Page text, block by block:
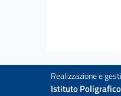
Realizzazione e
Istituto